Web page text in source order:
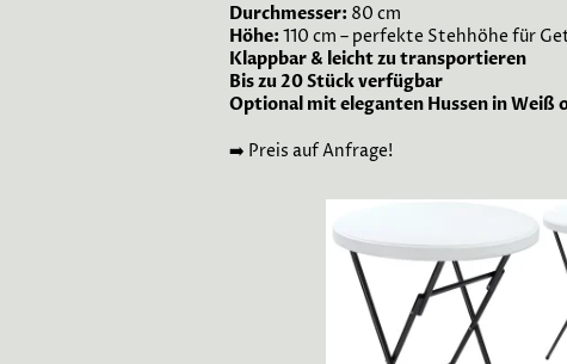
Durchmesser: 80 cm
Höhe: 110 cm – perfekte Stehhöhe für
Klappbar & leicht zu transportieren
Bis zu 20 Stück verfügbar
Optional mit eleganten Hussen in Weiß
➡️ Preis auf Anfrage!